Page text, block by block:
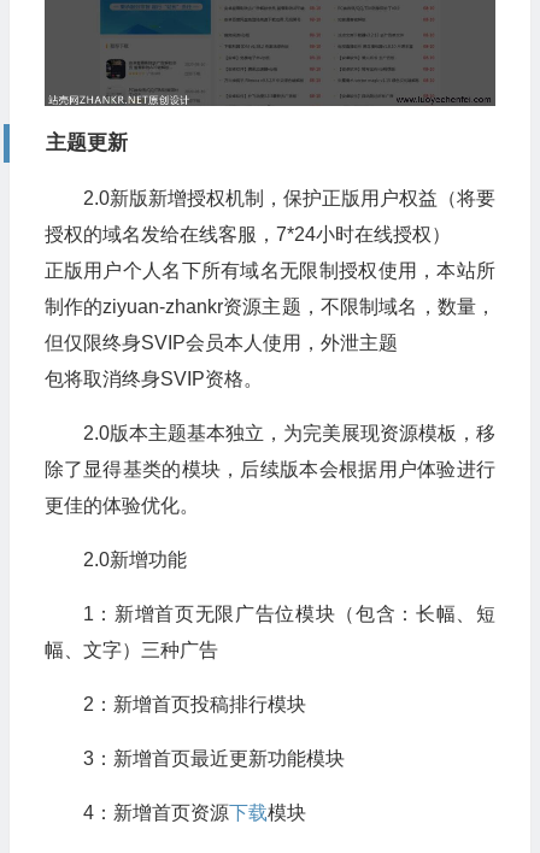
主题更新
2.0新版新增授权机制，保护正版用户权益（将要
授权的域名发给在线客服，7*24小时在线授权）
正版用户个人名下所有域名无限制授权使用，本站所
制作的ziyuan-zhankr资源主题，不限制域名，数量，
但仅限终身SVIP会员本人使用，外泄主题
包将取消终身SVIP资格。
2.0版本主题基本独立，为完美展现资源模板，移
除了显得基类的模块，后续版本会根据用户体验进行
更佳的体验优化。
2.0新增功能
1：新增首页无限广告位模块（包含：长幅、短
幅、文字）三种广告
2：新增首页投稿排行模块
3：新增首页最近更新功能模块
4：新增首页资源下载模块